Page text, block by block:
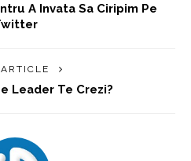
A Invata Sa Ciripim Pe
Leader Te Crezi?